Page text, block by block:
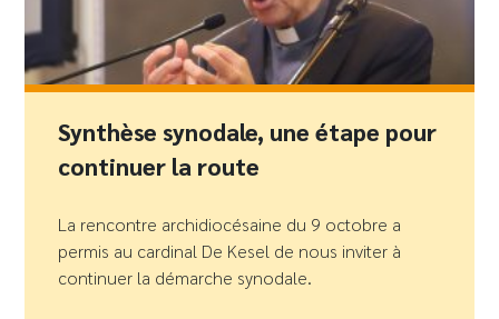
Synthèse synodale, une étape pour
continuer la route
La rencontre archidiocésaine du 9 octobre a
permis au cardinal De Kesel de nous inviter à
continuer la démarche synodale.